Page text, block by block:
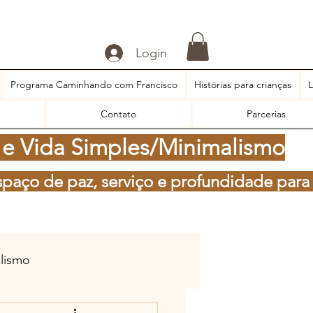
Login
Programa Caminhando com Francisco Histórias para crianças
Contato Parcerias
Vida Simples/Minimalismo
de paz, serviço e profundidade para